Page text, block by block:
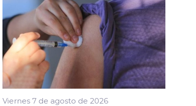
Viernes 7 de agosto de 2026